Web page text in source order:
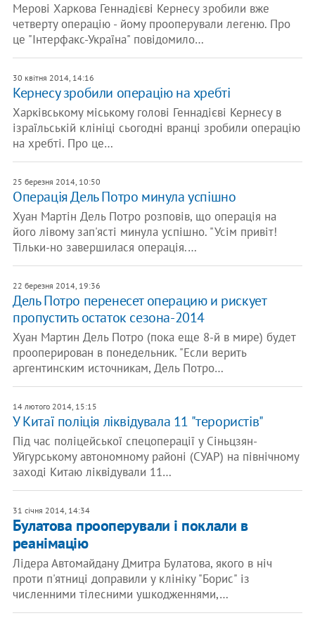
Мерові Харкова Геннадієві Кернесу зробили вже
четверту операцію - йому прооперували легеню. Про
це "Інтерфакс-Україна" повідомило…
30 квітня 2014, 14:16
Кернесу зробили операцію на хребті
Харківському міському голові Геннадієві Кернесу в
ізраїльській клініці сьогодні вранці зробили операцію
на хребті. Про це…
25 березня 2014, 10:50
Операція Дель Потро минула успішно
Хуан Мартін Дель Потро розповів, що операція на
його лівому зап'ясті минула успішно. "Усім привіт!
Тільки-но завершилася операція.…
22 березня 2014, 19:36
Дель Потро перенесет операцию и рискует
пропустить остаток сезона-2014
Хуан Мартин Дель Потро (пока еще 8-й в мире) будет
прооперирован в понедельник. "Если верить
аргентинским источникам, Дель Потро…
14 лютого 2014, 15:15
У Китаї поліція ліквідувала 11 "терористів"
Під час поліцейської спецоперації у Сіньцзян-
Уйгурському автономному районі (СУАР) на північному
заході Китаю ліквідували 11…
31 січня 2014, 14:34
Булатова прооперували і поклали в
реанімацію
Лідера Автомайдану Дмитра Булатова, якого в ніч
проти п'ятниці доправили у клініку "Борис" із
численними тілесними ушкодженнями,…